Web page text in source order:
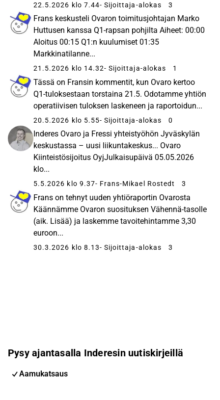
22.5.2026 klo 7.44- Sijoittaja-alokas 3
Frans keskusteli Ovaron toimitusjohtajan Marko
Huttusen kanssa Q1-rapsan pohjilta Aiheet: 00:00
Aloitus 00:15 Q1:n kuulumiset 01:35
Markkinatilanne...
21.5.2026 klo 14.32- Sijoittaja-alokas 1
Tässä on Fransin kommentit, kun Ovaro kertoo
Q1-tuloksestaan torstaina 21.5. Odotamme yhtiön
operatiivisen tuloksen laskeneen ja raportoidun...
20.5.2026 klo 5.55- Sijoittaja-alokas 0
Inderes Ovaro ja Fressi yhteistyöhön Jyväskylän
keskustassa – uusi liikuntakeskus... Ovaro
Kiinteistösijoitus OyjJulkaisupäivä 05.05.2026
klo...
5.5.2026 klo 9.37- Frans-Mikael Rostedt 3
Frans on tehnyt uuden yhtiöraportin Ovarosta
Käännämme Ovaron suosituksen Vähennä-tasolle
(aik. Lisää) ja laskemme tavoitehintamme 3,30
euroon...
30.3.2026 klo 8.13- Sijoittaja-alokas 3
Pysy ajantasalla Inderesin uutiskirjeillä
Aamukatsaus